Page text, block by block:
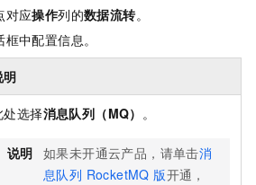
对应操作列的数据流转。
框中配置信息。
明
处选择消息队列（MQ） 。
说明 如果未开通云产品，请单击消
息队列 RocketMQ 版开通，